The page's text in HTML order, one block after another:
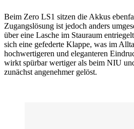
Beim Zero LS1 sitzen die Akkus
Zugangslösung ist jedoch anders
über eine Lasche im Stauraum
sich eine gefederte Klappe, was im
hochwertigeren und eleganteren
wirkt spürbar wertiger als beim NIU
zunächst angenehmer gelöst.